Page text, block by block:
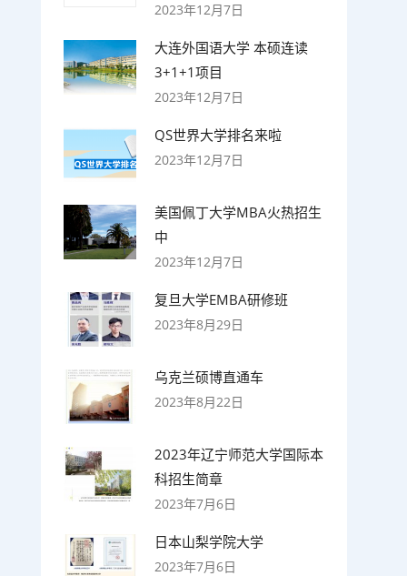
2023年12月7日
大连外国语大学 本硕连读
3+1+1项目
2023年12月7日
QS世界大学排名来啦
2023年12月7日
美国佩丁大学MBA火热招生
中
2023年12月7日
复旦大学EMBA研修班
2023年8月29日
乌克兰硕博直通车
2023年8月22日
2023年辽宁师范大学国际本
科招生简章
2023年7月6日
日本山梨学院大学
2023年7月6日